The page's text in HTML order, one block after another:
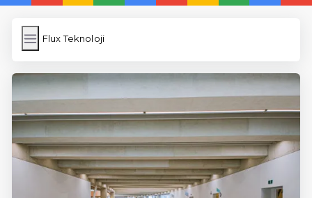
Flux Teknoloji
Flux Teknoloji
Resim Yükle
Wordpress Cache
Anasayfa
5 Günde İngilizce